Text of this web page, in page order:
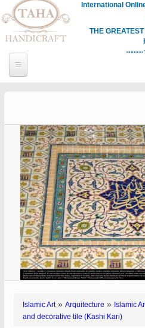
International
THE
Islamic Art» Arquitecture » Islamic
and decorative tile (Kashi Kari)